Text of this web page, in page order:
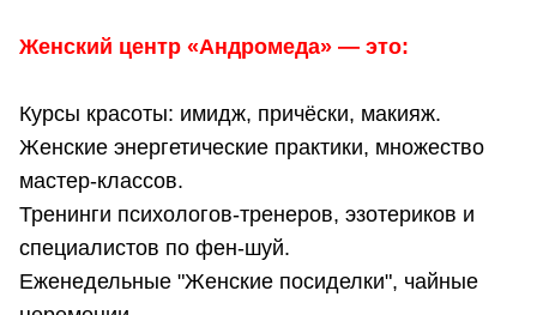
Женский центр «Андромеда» — это:
Курсы красоты: имидж, причёски, макияж.
Женские энергетические практики, множество
мастер-классов.
Тренинги психологов-тренеров, эзотериков и
специалистов по фен-шуй.
Еженедельные "Женские посиделки", чайные